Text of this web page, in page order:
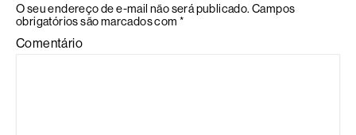
O seu endereço de e-mail não será publicado. Campos
obrigatórios são marcados com *
Comentário